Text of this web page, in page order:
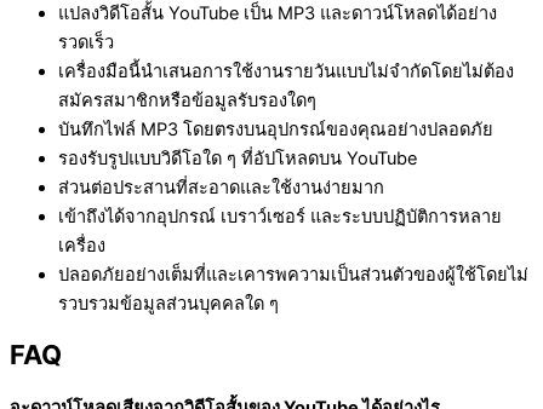
แปลงวิดีโอสั้น YouTube เป็น MP3 และดาวน์โหลดได้อย่าง
รวดเร็ว
เครื่องมือนี้นำเสนอการใช้งานรายวันแบบไม่จำกัดโดยไม่ต้อง
สมัครสมาชิกหรือข้อมูลรับรองใดๆ
บันทึกไฟล์ MP3 โดยตรงบนอุปกรณ์ของคุณอย่างปลอดภัย
รองรับรูปแบบวิดีโอใด ๆ ที่อัปโหลดบน YouTube
ส่วนต่อประสานที่สะอาดและใช้งานง่ายมาก
เข้าถึงได้จากอุปกรณ์ เบราว์เซอร์ และระบบปฏิบัติการหลาย
เครื่อง
ปลอดภัยอย่างเต็มที่และเคารพความเป็นส่วนตัวของผู้ใช้โดยไม่
รวบรวมข้อมูลส่วนบุคคลใด ๆ
FAQ